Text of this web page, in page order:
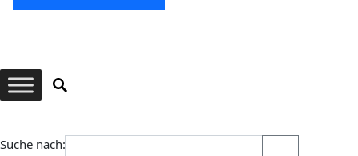
Suche nach: